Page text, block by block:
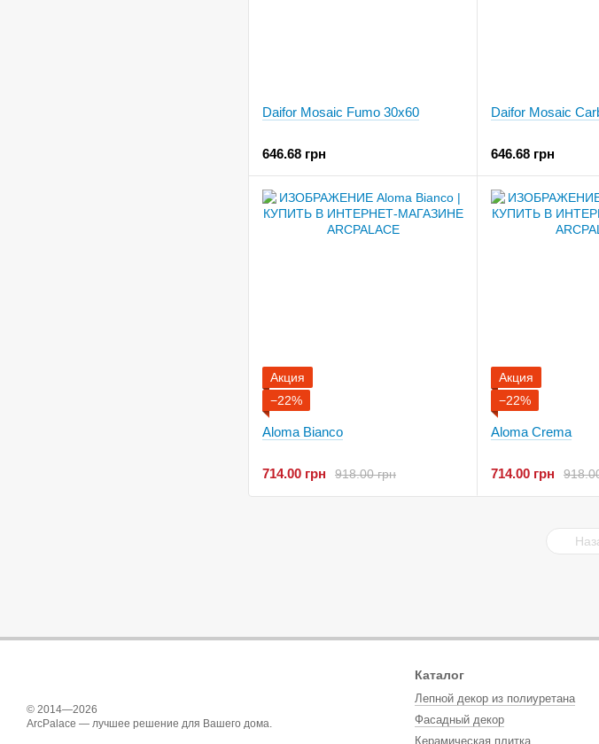
Daifor Mosaic Fumo 30x60
646.68 грн
Daifor Mosaic
646.68 грн
Акция
−22%
Aloma Bianco
918.00 грн
714.00 грн
Акция
−22%
Aloma Crema
714.00 грн
© 2014—2026
ArcPalace — лучшее решение для Вашего дома.
Каталог
Лепной декор из полиуретана
Фасадный декор
Керамическая плитка